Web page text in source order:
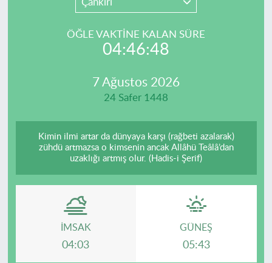
ÖĞLE VAKTİNE KALAN SÜRE
04:46:48
7 Ağustos 2026
24 Safer 1448
Kimin ilmi artar da dünyaya karşı (rağbeti azalarak)
zühdü artmazsa o kimsenin ancak Allâhü Teâlâ’dan
uzaklığı artmış olur. (Hadis-i Şerif)
İMSAK
04:03
GÜNEŞ
05:43
Resmi İlanlar
Süper Lig Puan Durumu ve Fikstür
Son Dakika Haberleri
Haber Arşivi